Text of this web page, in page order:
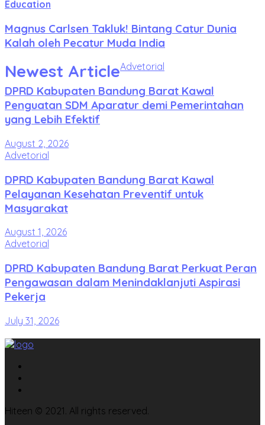
Education
Magnus Carlsen Takluk! Bintang Catur Dunia
Kalah oleh Pecatur Muda India
Newest ArticleAdvetorial
DPRD Kabupaten Bandung Barat Kawal
Penguatan SDM Aparatur demi Pemerintahan
yang Lebih Efektif
August 2, 2026
Advetorial
DPRD Kabupaten Bandung Barat Kawal
Pelayanan Kesehatan Preventif untuk
Masyarakat
August 1, 2026
Advetorial
DPRD Kabupaten Bandung Barat Perkuat Peran
Pengawasan dalam Menindaklanjuti Aspirasi
Pekerja
July 31, 2026
Hiteen © 2021. All rights reserved.